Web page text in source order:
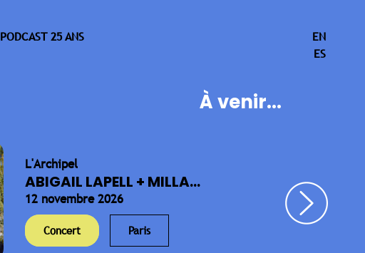
PODCAST 25 ANS
EN
ES
À venir...
L'Archipel
ABIGAIL LAPELL + MILLA...
12 novembre 2026
Concert Paris